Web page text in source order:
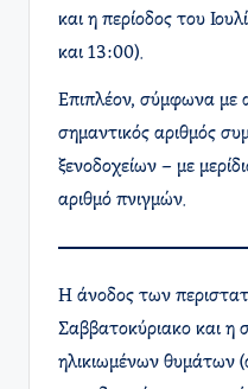
και η περίοδος του
και 13:00).
Επιπλέον, σύμφωνα με
σημαντικός αριθμός
ξενοδοχείων – με
αριθμό πνιγμών.
Η άνοδος των
Σαββατοκύριακο και η
ηλικιωμένων θυμάτων